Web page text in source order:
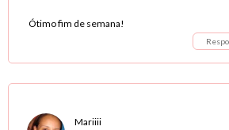
Ótimo fim de semana!
Mariiii